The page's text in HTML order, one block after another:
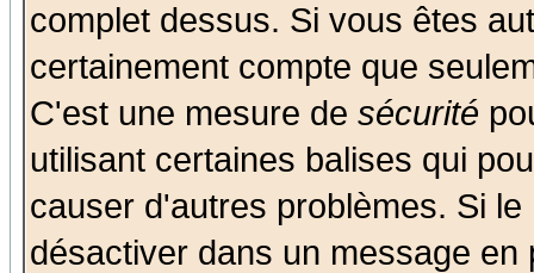
complet dessus. Si vous êtes
certainement compte que
C'est une mesure de sécurité
utilisant certaines balises qui
causer d'autres problèmes. Si
désactiver dans un message